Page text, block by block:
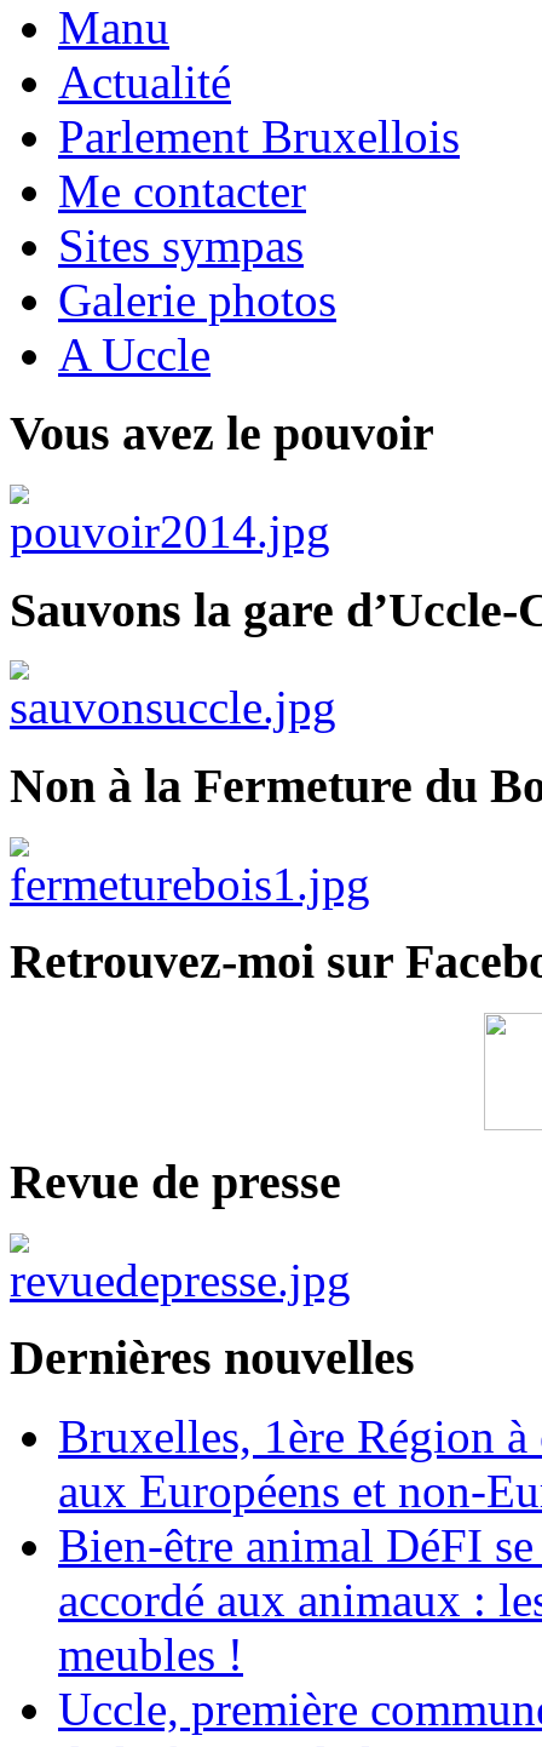
Manu
Actualité
Parlement Bruxellois
Me contacter
Sites sympas
Galerie photos
A Uccle
Vous avez le pouvoir
Sauvons la gare d’Uccle-
Non à la Fermeture du
Retrouvez-moi sur
Revue de presse
Dernières nouvelles
Bruxelles, 1ère Région
aux Européens et non-
Bien-être animal DéFI
accordé aux animaux :
meubles !
Uccle, première